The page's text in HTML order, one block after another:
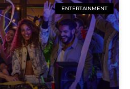
ENTERTAINMENT